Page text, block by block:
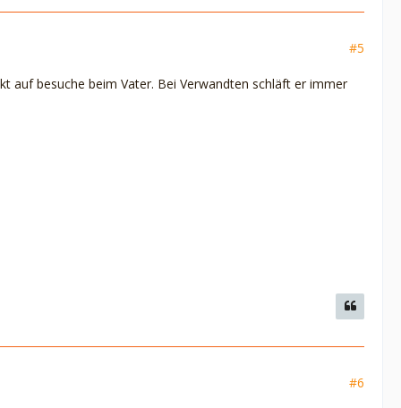
#5
auf besuche beim Vater. Bei Verwandten schläft er immer
#6